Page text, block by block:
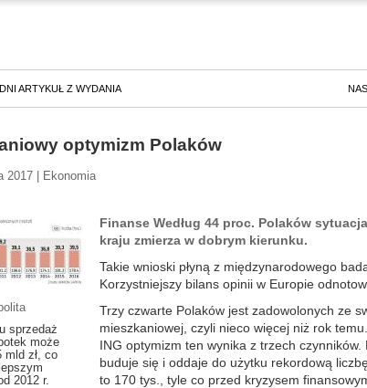
ARTYKUŁ Z WYDANIA
optymizm Polaków
2017 | Ekonomia
sprzedaż
może
mld zł, co
2012 r.
Finanse Według 44 proc. Polaków
kraju zmierza w dobrym kierunku.
Takie wnioski płyną z międzynarodowego
Korzystniejszy bilans opinii w Europie
Trzy czwarte Polaków jest zadowolonych ze
mieszkaniowej, czyli nieco więcej niż rok
ING optymizm ten wynika z trzech czynników.
buduje się i oddaje do użytku rekordową
to 170 tys., tyle co przed kryzysem